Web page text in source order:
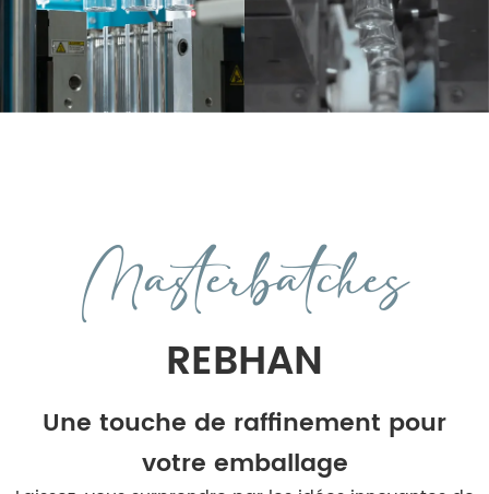
Masterbatches
REBHAN
Une touche de raffinement pour
votre emballage